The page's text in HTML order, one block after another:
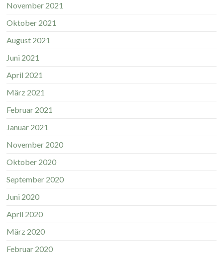
November 2021
Oktober 2021
August 2021
Juni 2021
April 2021
März 2021
Februar 2021
Januar 2021
November 2020
Oktober 2020
September 2020
Juni 2020
April 2020
März 2020
Februar 2020